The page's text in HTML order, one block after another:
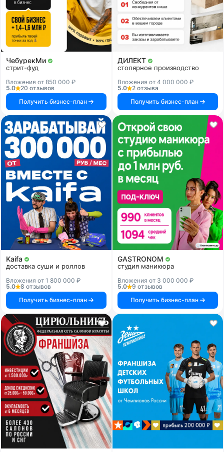
ЧебурекМи
стрит-фуд
Вложения от 850 000 ₽
5.0
20 отзывов
Получить бизнес-план
ДИЛЕКТ
столярное производство
Вложения от 4 000 000 ₽
5.0
2 отзыва
Получить бизнес-план
Kaifa
доставка суши и роллов
Вложения от 1 800 000 ₽
5.0
8 отзывов
Получить бизнес-план
GASTRONOM
студия маникюра
Вложения от 3 000 000 ₽
5.0
9 отзывов
Получить бизнес-план